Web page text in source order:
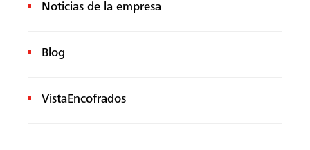
Noticias de la empresa
Blog
VistaEncofrados